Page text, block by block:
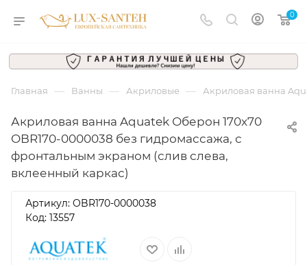
0
Главная — Ванны — Акриловые — Акриловая ванна
Акриловая ванна Aquatek Оберон 170x70
OBR170-0000038 без гидромассажа, с
фронтальным экраном (слив слева,
вклеенный каркас)
Артикул: OBR170-0000038
Код: 13557